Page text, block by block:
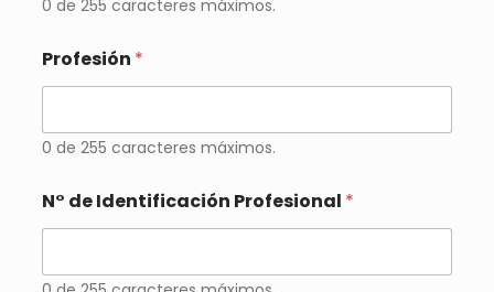
0 de 255 caracteres máximos.
Profesión *
0 de 255 caracteres máximos.
N° de Identificación Profesional *